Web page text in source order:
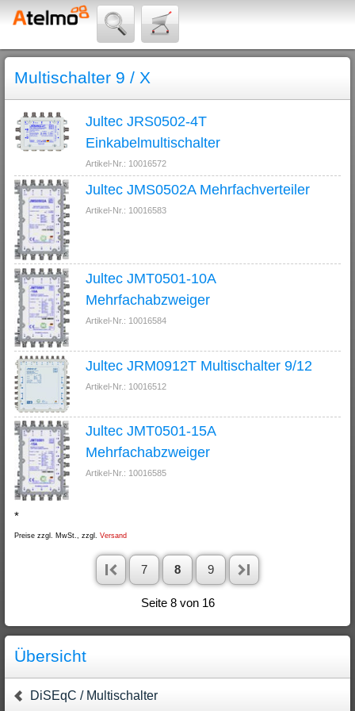
Multischalter 9 / X
Jultec JRS0502-4T
Einkabelmultischalter
Artikel-Nr.: 10016572
Jultec JMS0502A Mehrfachverteiler
Artikel-Nr.: 10016583
Jultec JMT0501-10A
Mehrfachabzweiger
Artikel-Nr.: 10016584
Jultec JRM0912T Multischalter 9/12
Artikel-Nr.: 10016512
Jultec JMT0501-15A
Mehrfachabzweiger
Artikel-Nr.: 10016585
*
Preise zzgl. MwSt., zzgl. Versand
7 8 9
Seite 8 von 16
Übersicht
DiSEqC / Multischalter